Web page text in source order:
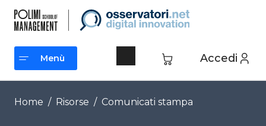
contenuto
Accedi
Menù
Menù
Home / Risorse / Comunicati stampa